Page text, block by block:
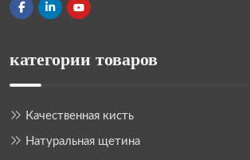
категории товаров
Качественная кисть
Натуральная щетина